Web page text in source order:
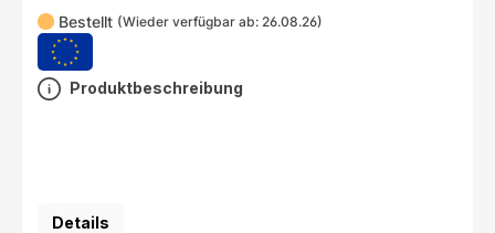
Bestellt (Wieder verfügbar ab: 26.08.26)
Produktbeschreibung
Details